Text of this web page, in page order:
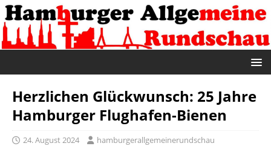
Herzlichen Glückwunsch: 25 Jahre
Hamburger Flughafen-Bienen
24. August 2024 hamburgerallgemeinerundschau